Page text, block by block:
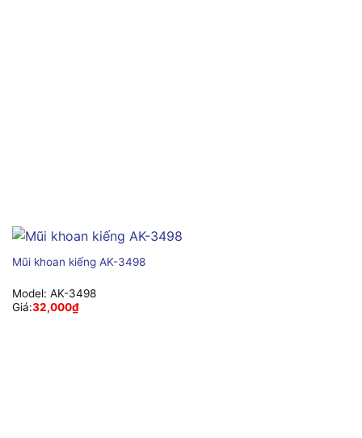
Mũi khoan kiếng AK-3498
Model: AK-3498
Giá:32,000₫